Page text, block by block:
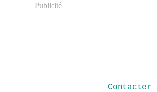
Publicité